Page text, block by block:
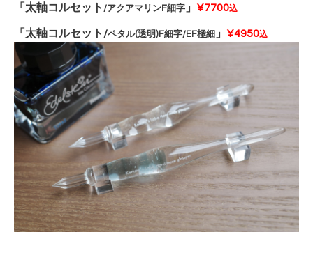
「太軸コルセット /アクアマリンF細字 」 ¥7700込
「太軸コルセット/ペタル(透明)F細字/EF極細 」 ¥4950込